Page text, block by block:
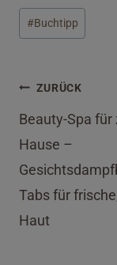
Schlagworte:
#Buchtipp
ZURÜCK
Beauty-Spa für
Hause –
Tabs für
Haut